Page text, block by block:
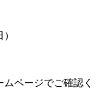
ページでご確認く